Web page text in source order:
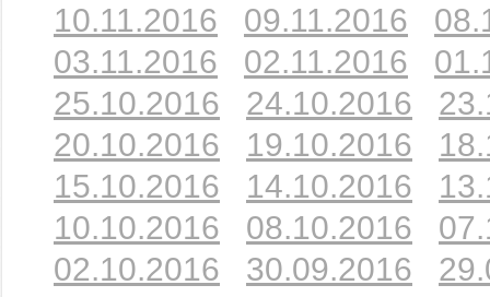
10.11.2016
09.11.2016
03.11.2016
02.11.2016
25.10.2016
24.10.2016
20.10.2016
19.10.2016
15.10.2016
14.10.2016
10.10.2016
08.10.2016
02.10.2016
30.09.2016